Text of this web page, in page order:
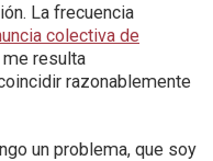
La frecuencia
colectiva de
me resulta
razonablemente
un problema, que soy